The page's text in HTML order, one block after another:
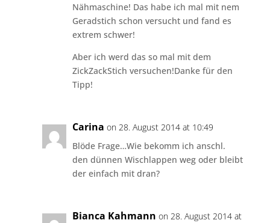
Nähmaschine! Das habe ich mal mit nem
Geradstich schon versucht und fand es
extrem schwer!
Aber ich werd das so mal mit dem
ZickZackStich versuchen!Danke für den
Tipp!
Carina on 28. August 2014 at 10:49
Blöde Frage…Wie bekomm ich anschl.
den dünnen Wischlappen weg oder bleibt
der einfach mit dran?
Bianca Kahmann on 28. August 2014 at